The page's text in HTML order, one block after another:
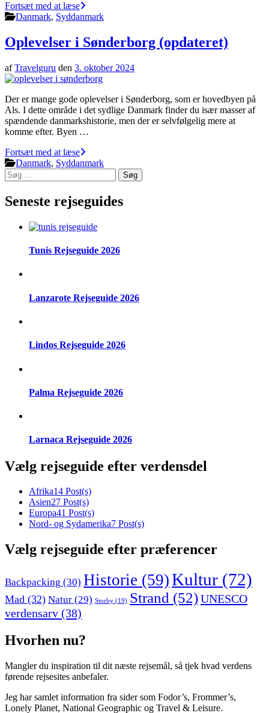
Fortsæt med at læse
Danmark, Syddanmark
Oplevelser i Sønderborg (opdateret)
afTravelguru den 3. oktober 2024
Der er mange gode oplevelser i Sønderborg, som er hovedbyen på
Als. I dette område i det sydlige Danmark finder du især masser af
spændende danmarkshistorie, men der er selvfølgelig mere at
komme efter. Byen …
Fortsæt med at læse
Danmark, Syddanmark
Søg
efter:
Seneste rejseguides
Tunis Rejseguide 2026
Lanzarote Rejseguide 2026
Lindos Rejseguide 2026
Palma Rejseguide 2026
Larnaca Rejseguide 2026
Vælg rejseguide efter verdensdel
Afrika14 Post(s)
Asien27 Post(s)
Europa41 Post(s)
Nord- og Sydamerika7 Post(s)
Vælg rejseguide efter præferencer
Backpacking (30) Historie (59)Kultur (72)
Mad (32) Natur (29) Storby (19) Strand (52)UNESCO
verdensarv (38)
Hvorhen nu?
Mangler du inspiration til dit næste rejsemål, så tjek hvad verdens
førende rejsesites anbefaler.
Jeg har samlet information fra sider som Fodor’s, Frommer’s,
Lonely Planet, National Geographic og Travel & Leisure.